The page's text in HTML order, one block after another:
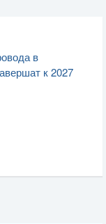
в
к 2027